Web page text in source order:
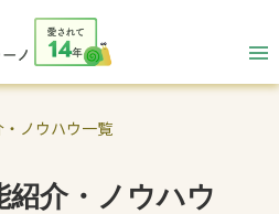
ノウハウ一覧
紹介・ノウハウ